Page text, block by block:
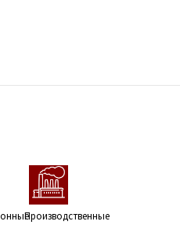
Производственные